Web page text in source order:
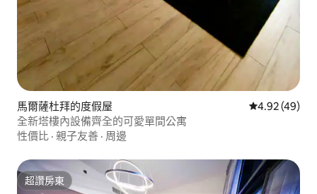
馬爾薩杜拜的度假屋 從 49 則評價
4.92 (49)
全新塔樓內設備齊全的可愛單間公寓
性價比 · 親子友善 · 周邊
超讚房東
超讚房東